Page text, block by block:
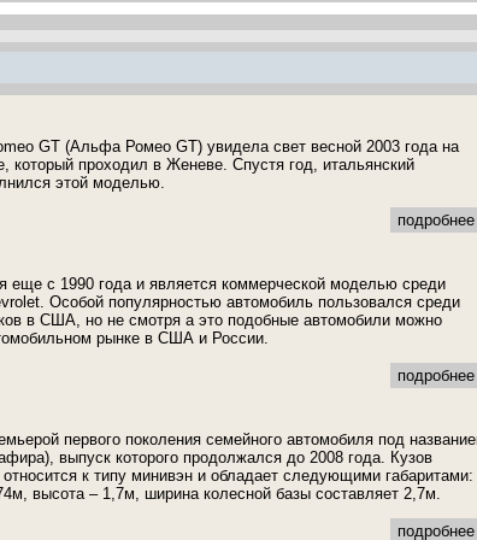
GT (Альфа Ромео GT) увидела свет весной 2003 года на
который проходил в Женеве. Спустя год, итальянский
этой моделью.
еще с 1990 года и является коммерческой моделью среди
Особой популярностью автомобиль пользовался среди
в США, но не смотря а это подобные автомобили можно
рынке в США и России.
первого поколения семейного автомобиля под
выпуск которого продолжался до 2008 года. Кузов
к типу минивэн и обладает следующими габаритами:
высота – 1,7м, ширина колесной базы составляет 2,7м.